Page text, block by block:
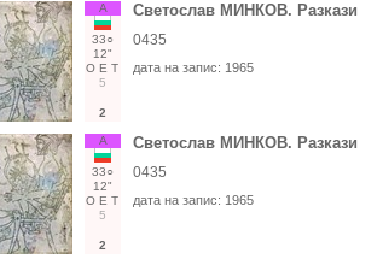
А
33○
12"
О Е Т
5
2
Светослав МИНКОВ. Разкази
0435
дата на запис: 1965
А
33○
12"
О Е Т
5
2
Светослав МИНКОВ. Разкази
0435
дата на запис: 1965